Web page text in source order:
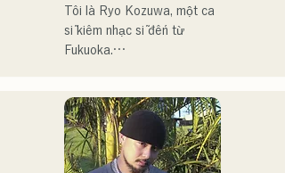
nhạc nền mở đầu cho
chương trình "KBC Radio
Hawks Live 2024".
Tôi là Ryo Kozuwa, một ca
sĩ kiêm nhạc sĩ đến từ
Fukuoka.
động ở Tokyo, biểu diễn
trên đường phố, trên TikTok
và tại các sự kiện!